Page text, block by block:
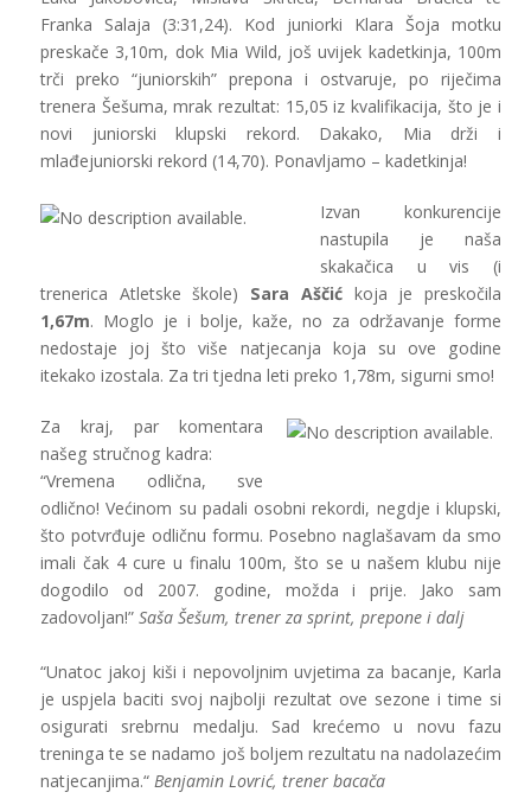
Franka Salaja (3:31,24). Kod juniorki Klara Šoja motku
preskače 3,10m, dok Mia Wild, još uvijek kadetkinja, 100m
trči preko “juniorskih” prepona i ostvaruje, po riječima
trenera Šešuma, mrak rezultat: 15,05 iz kvalifikacija, što je i
novi juniorski klupski rekord. Dakako, Mia drži i
mlađejuniorski rekord (14,70). Ponavljamo – kadetkinja!
Izvan konkurencije
nastupila je naša
skakačica u vis (i
trenerica Atletske škole) Sara Aščićkoja je preskočila
1,67m. Moglo je i bolje, kaže, no za održavanje forme
nedostaje joj što više natjecanja koja su ove godine
itekako izostala. Za tri tjedna leti preko 1,78m, sigurni smo!
Za kraj, par komentara
našeg stručnog kadra:
“Vremena odlična, sve
odlično! Većinom su padali osobni rekordi, negdje i klupski,
što potvrđuje odličnu formu. Posebno naglašavam da smo
imali čak 4 cure u finalu 100m, što se u našem klubu nije
dogodilo od 2007. godine, možda i prije. Jako sam
zadovoljan!” Saša Šešum, trener za sprint, prepone i dalj
“Unatoc jakoj kiši i nepovoljnim uvjetima za bacanje, Karla
je uspjela baciti svoj najbolji rezultat ove sezone i time si
osigurati srebrnu medalju. Sad krećemo u novu fazu
treninga te se nadamo još boljem rezultatu na nadolazećim
natjecanjima.“ Benjamin Lovrić, trener bacača